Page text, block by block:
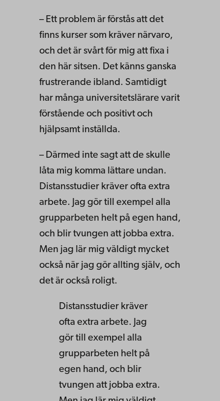
– Ett problem är förstås att det
finns kurser som kräver närvaro,
och det är svårt för mig att fixa i
den här sitsen. Det känns ganska
frustrerande ibland. Samtidigt
har många universitetslärare varit
förstående och positivt och
hjälpsamt inställda.
– Därmed inte sagt att de skulle
låta mig komma lättare undan.
Distansstudier kräver ofta extra
arbete. Jag gör till exempel alla
grupparbeten helt på egen hand,
och blir tvungen att jobba extra.
Men jag lär mig väldigt mycket
också när jag gör allting själv, och
det är också roligt.
Distansstudier kräver
ofta extra arbete. Jag
gör till exempel alla
grupparbeten helt på
egen hand, och blir
tvungen att jobba extra.